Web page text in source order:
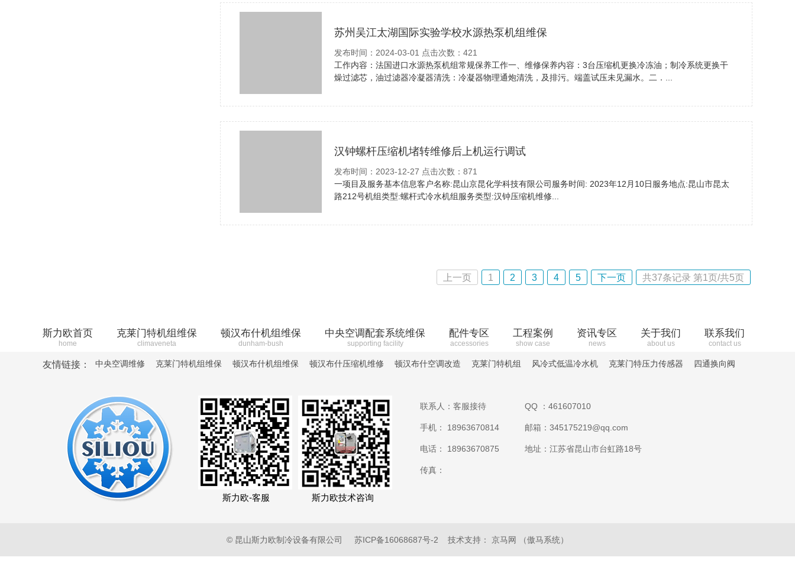
苏州吴江太湖国际实验学校水源热泵机组维保
发布时间：2024-03-01 点击次数：421
工作内容：法国进口水源热泵机组常规保养工作一、维修保养内容：3台压缩机更换冷冻油；制冷系统更换干
燥过滤芯，油过滤器冷凝器清洗：冷凝器物理通炮清洗，及排污。端盖试压未见漏水。二．...
汉钟螺杆压缩机堵转维修后上机运行调试
发布时间：2023-12-27 点击次数：871
一项目及服务基本信息客户名称:昆山京昆化学科技有限公司服务时间: 2023年12月10日服务地点:昆山市昆太
路212号机组类型:螺杆式冷水机组服务类型:汉钟压缩机维修...
上一页 1 2 3 4 5 下一页 共37条记录 第1 页/共5页
斯力欧首页
home
克莱门特机组维保
climaveneta
顿汉布什机组维保
dunham-bush
中央空调配套系统维保
supporting facility
配件专区
accessories
工程案例
show case
资讯专区
news
关于我们
about us
联系我们
contact us
友情链接： 中央空调维修 克莱门特机组维保 顿汉布什机组维保 顿汉布什压缩机维修 顿汉布什空调改造 克莱门特机组 风冷式低温冷水机 克莱门特压力传感器 四通换向阀
斯力欧-客服 斯力欧技术咨询
联系人：客服接待
手机： 18963670814
电话： 18963670875
传真：
QQ ：461607010
邮箱：345175219@qq.com
地址：江苏省昆山市台虹路18号
© 昆山斯力欧制冷设备有限公司 苏ICP备16068687号-2 技术支持： 京马网 （傲马系统）